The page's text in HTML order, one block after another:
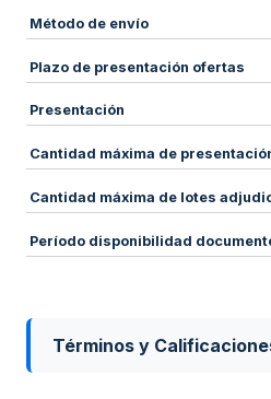
Método de envío
Plazo de presentación ofertas
Presentación
Cantidad máxima de
Cantidad máxima de lotes
Período disponibilidad
Términos y